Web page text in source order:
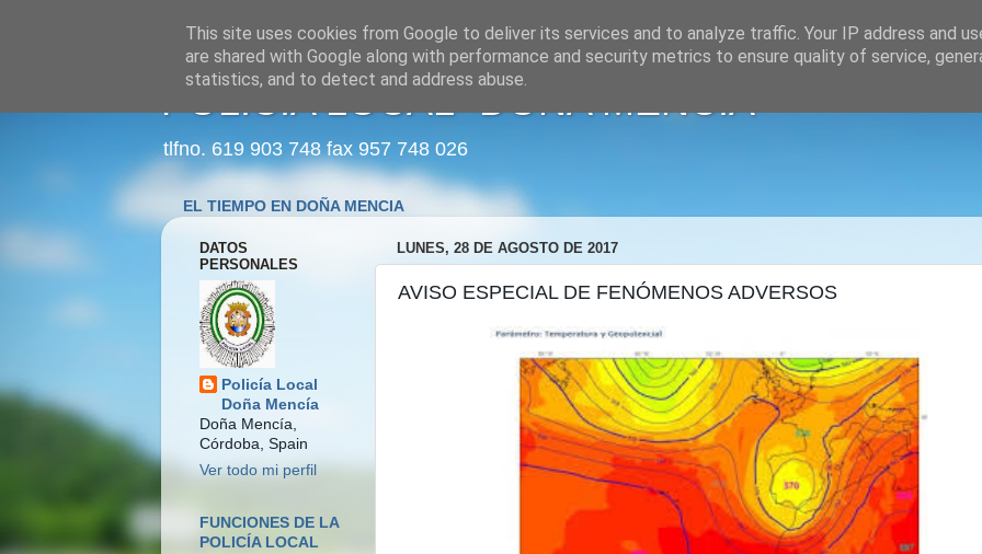
POLICÍA LOCAL "DOÑA MENCÍA"
tlfno. 619 903 748 fax 957 748 026
EL TIEMPO EN DOÑA MENCIA
LUNES, 28 DE AGOSTO DE 2017
AVISO ESPECIAL DE FENÓMENOS ADVERSOS
DATOS
PERSONALES
Policía Local
Doña Mencía
Doña Mencía,
Córdoba, Spain
Ver todo mi perfil
FUNCIONES DE LA
POLICÍA LOCAL
This site uses cookies from Google to deliver its services and to analyze traffic. Your IP address and
are shared with Google along with performance and security metrics to ensure quality of service,
statistics, and to detect and address abuse.